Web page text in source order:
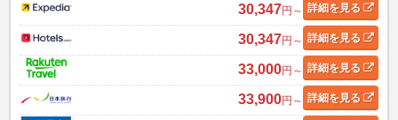
30,347円～ 詳細を見る
30,347円～ 詳細を見る
33,000円～ 詳細を見る
33,900円～ 詳細を見る